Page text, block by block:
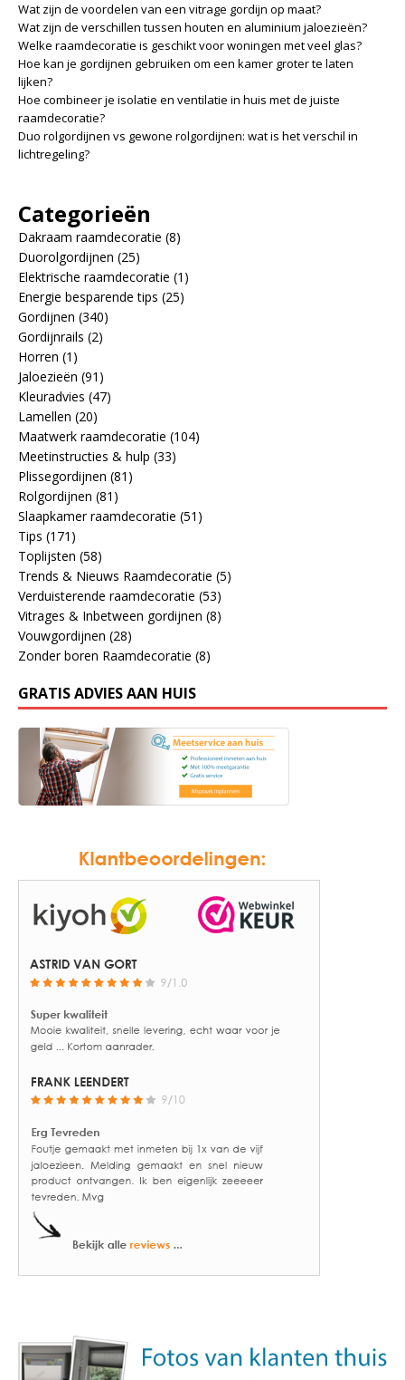
Wat zijn de voordelen van een vitrage gordijn op maat?
Wat zijn de verschillen tussen houten en aluminium jaloezieën?
Welke raamdecoratie is geschikt voor woningen met veel glas?
Hoe kan je gordijnen gebruiken om een kamer groter te laten
lijken?
Hoe combineer je isolatie en ventilatie in huis met de juiste
raamdecoratie?
Duo rolgordijnen vs gewone rolgordijnen: wat is het verschil in
lichtregeling?
Categorieën
Dakraam raamdecoratie (8)
Duorolgordijnen (25)
Elektrische raamdecoratie (1)
Energie besparende tips (25)
Gordijnen (340)
Gordijnrails (2)
Horren (1)
Jaloezieën (91)
Kleuradvies (47)
Lamellen (20)
Maatwerk raamdecoratie (104)
Meetinstructies & hulp (33)
Plissegordijnen (81)
Rolgordijnen (81)
Slaapkamer raamdecoratie (51)
Tips (171)
Toplijsten (58)
Trends & Nieuws Raamdecoratie (5)
Verduisterende raamdecoratie (53)
Vitrages & Inbetween gordijnen (8)
Vouwgordijnen (28)
Zonder boren Raamdecoratie (8)
GRATIS ADVIES AAN HUIS